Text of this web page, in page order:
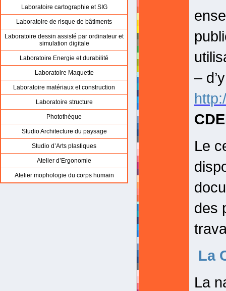
Laboratoire cartographie et SIG
Laboratoire de risque de bâtiments
Laboratoire dessin assisté par ordinateur et
simulation digitale
Laboratoire Energie et durabilité
Laboratoire Maquette
Laboratoire matériaux et construction
Laboratoire structure
Photothèque
Studio Architecture du paysage
Studio d’Arts plastiques
Atelier d’Ergonomie
Atelier mophologie du corps humain
–
Le
des
La
La